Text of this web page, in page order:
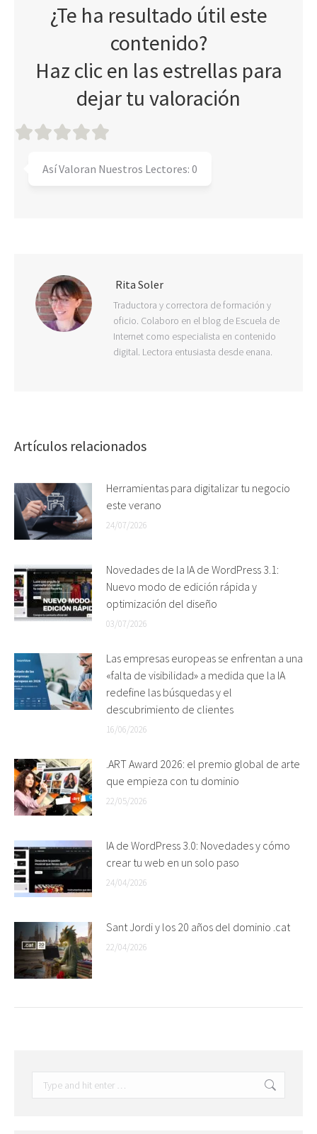
¿Te ha resultado útil este
contenido?
Haz clic en las estrellas para
dejar tu valoración
Así Valoran Nuestros Lectores: 0
Rita Soler
Traductora y correctora de formación y
oficio. Colaboro en el blog de Escuela de
Internet como especialista en contenido
digital. Lectora entusiasta desde enana.
Artículos relacionados
Herramientas para digitalizar tu negocio
este verano
24/07/2026
Novedades de la IA de WordPress 3.1:
Nuevo modo de edición rápida y
optimización del diseño
03/07/2026
Las empresas europeas se enfrentan a una
«falta de visibilidad» a medida que la IA
redefine las búsquedas y el
descubrimiento de clientes
16/06/2026
.ART Award 2026: el premio global de arte
que empieza con tu dominio
22/05/2026
IA de WordPress 3.0: Novedades y cómo
crear tu web en un solo paso
24/04/2026
Sant Jordi y los 20 años del dominio .cat
22/04/2026